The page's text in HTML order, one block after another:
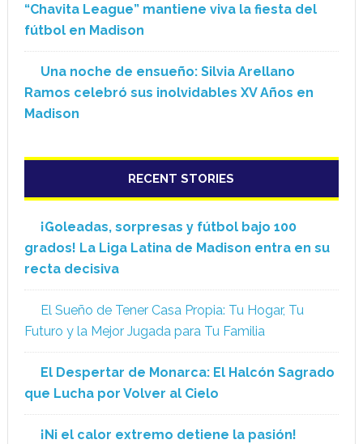
“Chavita League” mantiene viva la fiesta del
fútbol en Madison
Una noche de ensueño: Silvia Arellano
Ramos celebró sus inolvidables XV Años en
Madison
RECENT STORIES
¡Goleadas, sorpresas y fútbol bajo 100
grados! La Liga Latina de Madison entra en su
recta decisiva
El Sueño de Tener Casa Propia: Tu Hogar, Tu
Futuro y la Mejor Jugada para Tu Familia
El Despertar de Monarca: El Halcón Sagrado
que Lucha por Volver al Cielo
¡Ni el calor extremo detiene la pasión!